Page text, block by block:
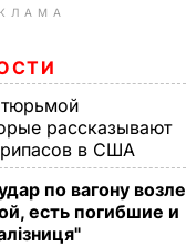
рассказывают
в США
по вагону возле
есть погибшие и